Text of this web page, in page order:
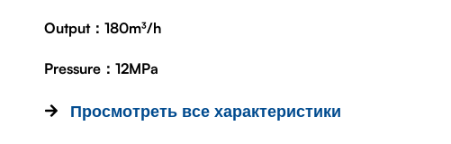
Output： 180m³/h
Pressure： 12MPa
Просмотреть все характеристики